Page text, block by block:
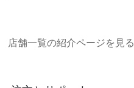
店舗一覧の紹介ページを見る